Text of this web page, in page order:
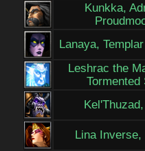
Kunkka,
Lanaya,
Leshrac the
Tormented
Lina Inverse,